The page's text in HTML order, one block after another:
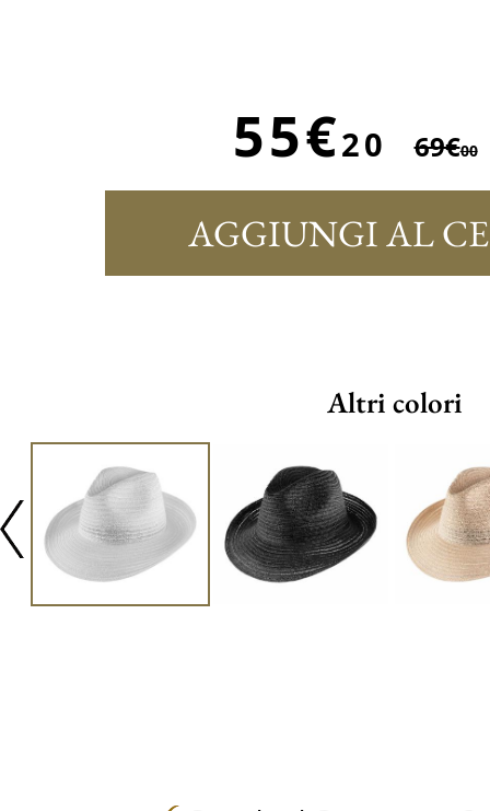
55€20 69€00
AGGIUNGI AL
Altri colori